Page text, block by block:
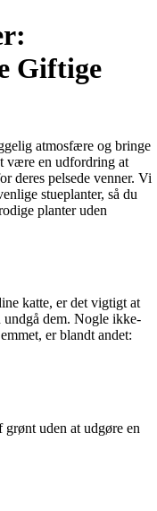
Giftige
atmosfære og bringe
være en udfordring at
deres pelsede venner. Vi
stueplanter, så du
planter uden
katte, er det vigtigt at
dem. Nogle ikke-
er blandt andet:
uden at udgøre en